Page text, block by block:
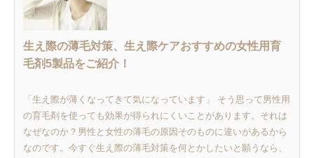
生え際の薄毛対策、生え際ケアおすすめの女性用育
毛剤5製品をご紹介！
「生え際が薄くなってきて気になっています」 そう思って男性用
の育毛剤を使っても効果が得られにくいことがあります。それは
なぜなのか？男性と女性の薄毛の原因そのものに違いがあるから
なのです。今すぐ生え際の薄毛対策を何とかしたいと願うなら、